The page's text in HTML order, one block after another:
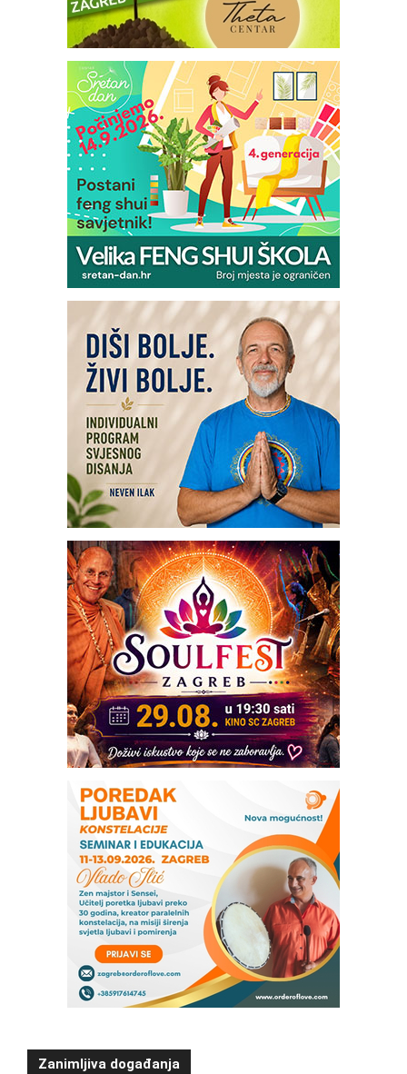
Zanimljiva događanja